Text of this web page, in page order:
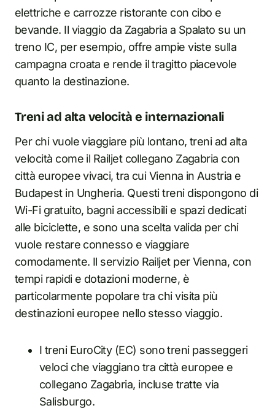
elettriche e carrozze ristorante con cibo e
bevande. Il viaggio da Zagabria a Spalato su un
treno IC, per esempio, offre ampie viste sulla
campagna croata e rende il tragitto piacevole
quanto la destinazione.
Treni ad alta velocità e internazionali
Per chi vuole viaggiare più lontano, treni ad alta
velocità come il Railjet collegano Zagabria con
città europee vivaci, tra cui Vienna in Austria e
Budapest in Ungheria. Questi treni dispongono di
Wi-Fi gratuito, bagni accessibili e spazi dedicati
alle biciclette, e sono una scelta valida per chi
vuole restare connesso e viaggiare
comodamente. Il servizio Railjet per Vienna, con
tempi rapidi e dotazioni moderne, è
particolarmente popolare tra chi visita più
destinazioni europee nello stesso viaggio.
I treni EuroCity (EC) sono treni passeggeri
veloci che viaggiano tra città europee e
collegano Zagabria, incluse tratte via
Salisburgo.